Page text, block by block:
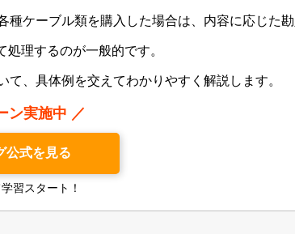
ケーブル類を購入した場合は、内容に応じた
理するのが一般的です。
、具体例を交えてわかりやすく解説します。
ン実施中 ／
公式を見る
習スタート！